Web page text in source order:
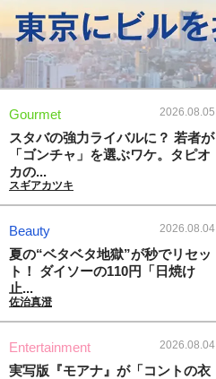
Gourmet 2026.08.05
スタバの強力ライバルに？ 若者が
「ゴンチャ」を選ぶワケ。タピオ
カの...
スギアカツキ
Beauty 2026.08.04
夏の“ベタベタ地獄”が秒でリセッ
ト！ ダイソーの110円「日焼け
止...
佐治真澄
Entertainment 2026.08.04
実写版『モアナ』が「コントの衣